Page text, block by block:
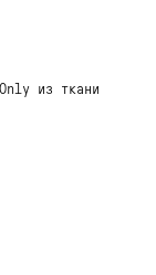
из ткани